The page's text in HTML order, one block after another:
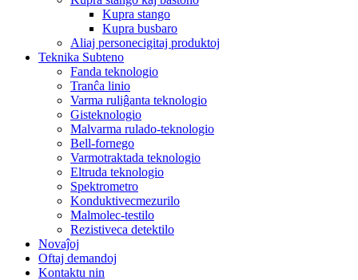
Kupra stango
Kupra busbaro
Aliaj personecigitaj produktoj
Teknika Subteno
Fanda teknologio
Tranĉa linio
Varma ruliĝanta teknologio
Gisteknologio
Malvarma rulado-teknologio
Bell-fornego
Varmotraktada teknologio
Eltruda teknologio
Spektrometro
Konduktivecmezurilo
Malmolec-testilo
Rezistiveca detektilo
Novaĵoj
Oftaj demandoj
Kontaktu nin